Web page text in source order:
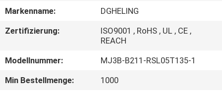
AUSFLUG
Markenname:
DGHELING
Zertifizierung:
ISO9001 , RoHS , UL , CE ,
REACH
Modellnummer:
MJ3B-B211-RSL05T135-1
Min Bestellmenge:
1000